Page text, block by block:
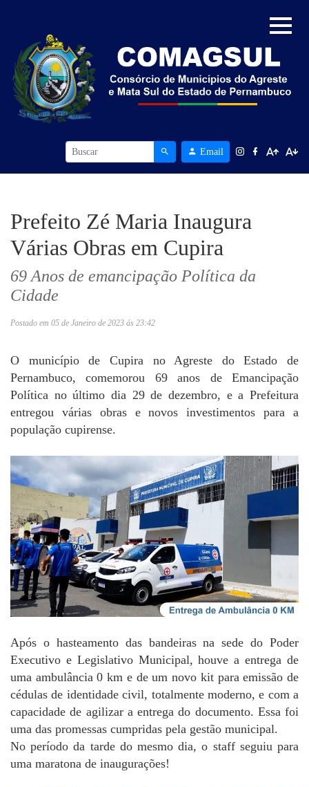
Email
Prefeito Zé Maria Inaugura
Várias Obras em Cupira
69 Anos de emancipação Política da
Cidade
Postado em 05 de Janeiro de 2023 ás 23:42
O município de Cupira no Agreste do Estado de
Pernambuco, comemorou 69 anos de Emancipação
Política no último dia 29 de dezembro, e a Prefeitura
entregou várias obras e novos investimentos para a
população cupirense.
Após o hasteamento das bandeiras na sede do Poder
Executivo e Legislativo Municipal, houve a entrega de
uma ambulância 0 km e de um novo kit para emissão de
cédulas de identidade civil, totalmente moderno, e com a
capacidade de agilizar a entrega do documento. Essa foi
uma das promessas cumpridas pela gestão municipal.
No período da tarde do mesmo dia, o staff seguiu para
uma maratona de inaugurações!